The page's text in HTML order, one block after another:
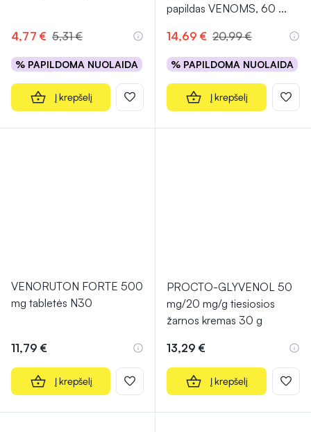
4,77 € 5,31 €
% PAPILDOMA NUOLAIDA
Į krepšelį
papildas VENOMS, 60 ...
14,69 € 20,99 €
% PAPILDOMA NUOLAIDA
Į krepšelį
VENORUTON FORTE 500
mg tabletės N30
11,79 €
Į krepšelį
PROCTO-GLYVENOL 50
mg/20 mg/g tiesiosios
žarnos kremas 30 g
13,29 €
Į krepšelį